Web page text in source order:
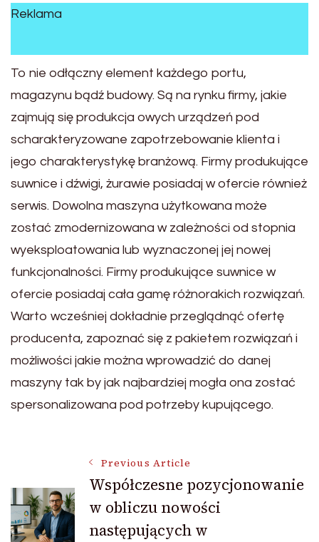
Reklama
To nie odłączny element każdego portu,
magazynu bądź budowy. Są na rynku firmy, jakie
zajmują się produkcja owych urządzeń pod
scharakteryzowane zapotrzebowanie klienta i
jego charakterystykę branżową. Firmy produkujące
suwnice i dźwigi, żurawie posiadaj w ofercie również
serwis. Dowolna maszyna użytkowana może
zostać zmodernizowana w zależności od stopnia
wyeksploatowania lub wyznaczonej jej nowej
funkcjonalności. Firmy produkujące suwnice w
ofercie posiadaj cała gamę różnorakich rozwiązań.
Warto wcześniej dokładnie przeglądnąć ofertę
producenta, zapoznać się z pakietem rozwiązań i
możliwości jakie można wprowadzić do danej
maszyny tak by jak najbardziej mogła ona zostać
spersonalizowana pod potrzeby kupującego.
Navigation
Previous Article
Współczesne pozycjonowanie
w obliczu nowości
następujących w